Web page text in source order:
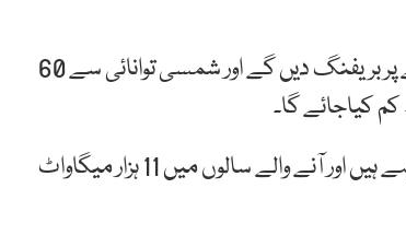
انہوں نے کہا کہ سرمایہ کاروں کو شمسی توانائی کے پہلے منصوبے پر بریفنگ دیں گے اور شمسی توانائی سے 60
کیاجائے گا۔
وفاقی وزیر نے کہا کہ 6 ہزار میگاواٹ امپورٹڈ فیول کا متبادل دے رہے ہیں اور آنے والے سالوں میں 11 ہزار میگاواٹ